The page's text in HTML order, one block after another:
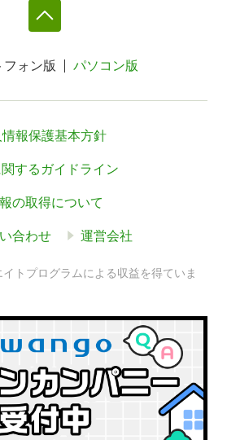
フォン版 パソコン版
報保護基本方針
するガイドライン
の取得について
合わせ 運営会社
トプログラムによる収益を得ていま